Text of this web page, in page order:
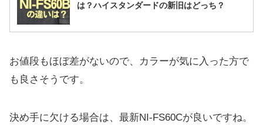
は？ハイスタンダードの新旧はどっち？
お値段もほぼ差がないので、カラーが気に入った方で
も良さそうです。
決め手に欠ける場合は、最新NI-FS60Cが良いですね。